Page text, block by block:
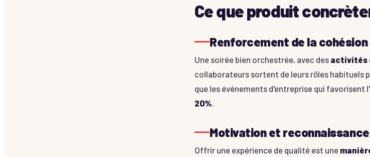
Ce que produit
Renforcement de la
Une soirée bien orchestrée, avec des activités
collaborateurs sortent de leurs rôles habituels
que les événements d'entreprise qui
20%.
Motivation et
Offrir une expérience de qualité est une